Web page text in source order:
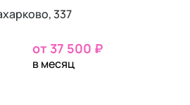
д. Захарково, 337
от 37 500 ₽
в месяц